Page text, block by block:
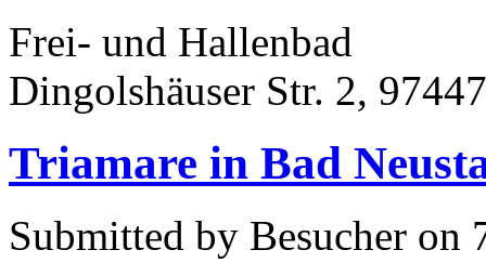
Frei- und Hallenbad
Dingolshäuser Str. 2,
Triamare in Bad
Submitted by Besucher on